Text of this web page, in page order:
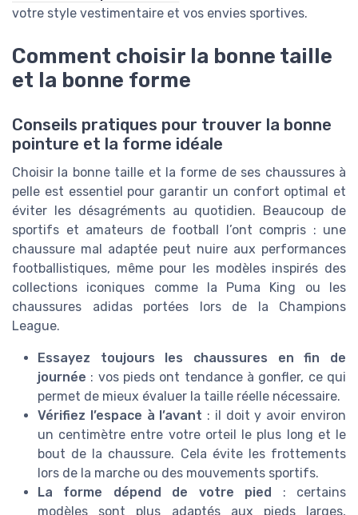
votre style vestimentaire et vos envies sportives.
Comment choisir la bonne taille
et la bonne forme
Conseils pratiques pour trouver la bonne
pointure et la forme idéale
Choisir la bonne taille et la forme de ses chaussures à
pelle est essentiel pour garantir un confort optimal et
éviter les désagréments au quotidien. Beaucoup de
sportifs et amateurs de football l’ont compris : une
chaussure mal adaptée peut nuire aux performances
footballistiques, même pour les modèles inspirés des
collections iconiques comme la Puma King ou les
chaussures adidas portées lors de la Champions
League.
Essayez toujours les chaussures en fin de
journée : vos pieds ont tendance à gonfler, ce qui
permet de mieux évaluer la taille réelle nécessaire.
Vérifiez l’espace à l’avant : il doit y avoir environ
un centimètre entre votre orteil le plus long et le
bout de la chaussure. Cela évite les frottements
lors de la marche ou des mouvements sportifs.
La forme dépend de votre pied
: certains
modèles sont plus adaptés aux pieds larges,